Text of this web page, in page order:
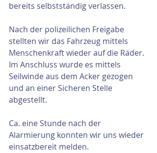
bereits selbstständig verlassen.
Nach der polizeilichen Freigabe
stellten wir das Fahrzeug mittels
Menschenkraft wieder auf die Räder.
Im Anschluss wurde es mittels
Seilwinde aus dem Acker gezogen
und an einer Sicheren Stelle
abgestellt.
Ca. eine Stunde nach der
Alarmierung konnten wir uns wieder
einsatzbereit melden.